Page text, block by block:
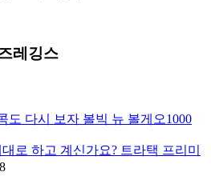
레깅스
도 다시 보자 볼빅 뉴 볼게오1000
로 하고 계신가요? 트라택 프리미